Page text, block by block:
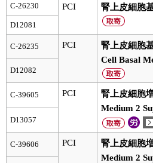
幹細胞・再生医療研究ガイド
クローニング実験ガイド
細胞選択ガイド
エピジェネティクス実験ガイド
C-26230 PCI 腎上皮細胞
D12081
C-26235 PCI
腎上皮細胞
Cell Basal
D12082
C-39605 PCI
腎上皮細胞
Medium 2
D13057
C-39606 PCI
腎上皮細胞
Medium 2